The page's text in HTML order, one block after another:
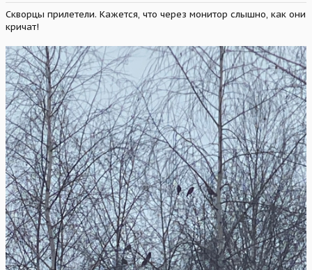
Скворцы прилетели. Кажется, что через монитор слышно, как они
кричат!